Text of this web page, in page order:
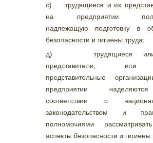
с) трудящиеся и их
на предприятии
надлежащую подготовку в
безопасности и гигиены труда;
д) трудящиеся
представители,
представительные
предприятии
соответствии с
законодательством и
полномочиями
аспекты безопасности и гигиены